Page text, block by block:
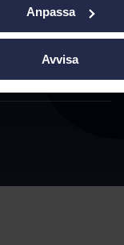
Anpassa
Avvisa